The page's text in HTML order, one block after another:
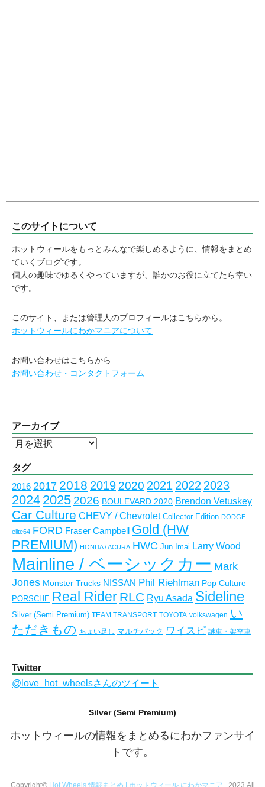
このサイトについて
ホットウィールをもっとみんなで楽しめるように、情報をまとめ
ていくブログです。
個人の趣味でゆるくやっていますが、誰かのお役に立てたら幸い
です。
このサイト、または管理人のプロフィールはこちらから。
ホットウィールにわかマニアについて
お問い合わせはこちらから
お問い合わせ・コンタクトフォーム
アーカイブ
ア
カ
ブ
タグ
2016 2017 2018 2019 2020 2021 2022 2023
2024 2025 2026 BOULEVARD 2020 Brendon Vetuskey
Car Culture CHEVY / Chevrolet Collector Edition DODGE
elite64 FORD Fraser Campbell
Gold (HW
PREMIUM) HONDA / ACURA HWC Jun Imai Larry Wood
Mainline / ベーシックカー Mark
Jones Monster Trucks NISSAN Phil Riehlman Pop Culture
PORSCHE Real Rider RLC Ryu Asada Sideline
Silver (Semi Premium) TEAM TRANSPORT TOYOTA volkswagen い
ただきもの ちょい足し マルチパック ワイスピ 謎車・架空車
Twitter
@love_hot_wheelsさんのツイート
Silver (Semi Premium)
ホットウィールの情報をまとめるにわかファンサイ
トです。